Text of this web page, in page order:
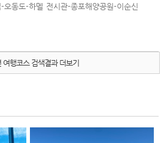
-오동도-하멜 전시관-종포해양공원-이순신
여행코스 검색결과 더보기